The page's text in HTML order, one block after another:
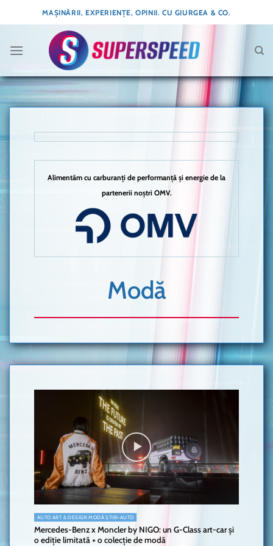
to
MAȘINĂRII, EXPERIENȚE, OPINII. CU GIURGEA & CO.
Alimentăm cu carburanți de performanță și energie de la
partenerii noștri OMV.
Modă
AUTO ART & DESIGN MODĂ ȘTIRI-AUTO
Mercedes-Benz x Moncler by NIGO: un G-Class art-car și
o ediție limitată + o colecție de modă